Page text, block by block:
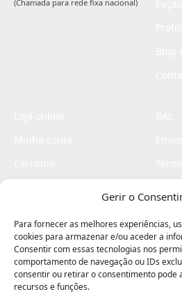
Gerir o
Para fornecer as melhores experiências,
cookies para armazenar e/ou aceder a
Consentir com essas tecnologias nos
comportamento de navegação ou IDs
consentir ou retirar o consentimento pode
recursos e funções.
(Chamada para rede fixa nacional)
Livro